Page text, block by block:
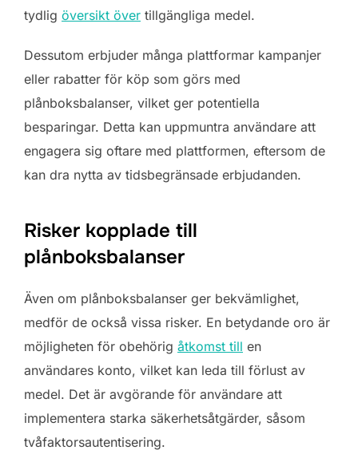
tydlig översikt över tillgängliga medel.
Dessutom erbjuder många plattformar kampanjer
eller rabatter för köp som görs med
plånboksbalanser, vilket ger potentiella
besparingar. Detta kan uppmuntra användare att
engagera sig oftare med plattformen, eftersom de
kan dra nytta av tidsbegränsade erbjudanden.
Risker kopplade till
plånboksbalanser
Även om plånboksbalanser ger bekvämlighet,
medför de också vissa risker. En betydande oro är
möjligheten för obehörig åtkomst till en
användares konto, vilket kan leda till förlust av
medel. Det är avgörande för användare att
implementera starka säkerhetsåtgärder, såsom
tvåfaktorsautentisering.